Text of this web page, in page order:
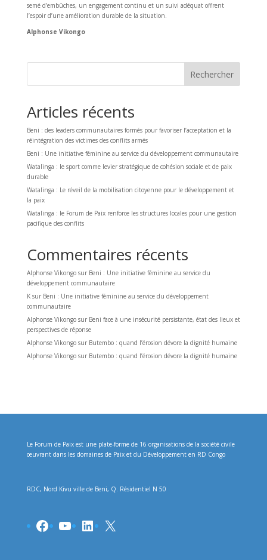
semé d’embûches, un engagement continu et un suivi adéquat offrent
l’espoir d’une amélioration durable de la situation.
Alphonse Vikongo
Rechercher
Articles récents
Beni : des leaders communautaires formés pour favoriser l’acceptation et la
réintégration des victimes des conflits armés
Beni : Une initiative féminine au service du développement communautaire
Watalinga : le sport comme levier stratégique de cohésion sociale et de paix
durable
Watalinga : Le réveil de la mobilisation citoyenne pour le développement et
la paix
Watalinga : le Forum de Paix renforce les structures locales pour une gestion
pacifique des conflits
Commentaires récents
Alphonse Vikongosur Beni : Une initiative féminine au service du
développement communautaire
Ksur Beni : Une initiative féminine au service du développement
communautaire
Alphonse Vikongosur Beni face à une insécurité persistante, état des lieux et
perspectives de réponse
Alphonse Vikongosur Butembo : quand l’érosion dévore la dignité humaine
Alphonse Vikongosur Butembo : quand l’érosion dévore la dignité humaine
Le Forum de Paix est une plate-forme de 16 organisations de la société civile
œuvrant dans les domaines de Paix et du Développement en RD Congo
RDC, Nord Kivu ville de Beni, Q. Résidentiel N 50
Facebook
YouTube
LinkedIn
X